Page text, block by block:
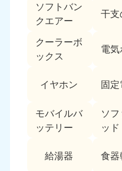
ソフトバン
クエアー
干支
クーラーボ
ックス
電気
イヤホン 固
モバイルバ
ッテリー
ソ
ッド
給湯器 食
熊本県
050-1880-9892
9:00〜19:00 年中無休